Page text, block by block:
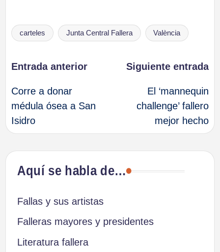
Etiquetas:
carteles Junta Central Fallera València
Navegación
de
entradas
Entrada anterior
Corre a donar
médula ósea a San
Isidro
Siguiente entrada
El ‘mannequin
challenge’ fallero
mejor hecho
Aquí se habla de…
Fallas y sus artistas
Falleras mayores y presidentes
Literatura fallera